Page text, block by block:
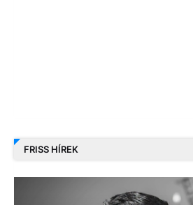
FRISS HÍREK